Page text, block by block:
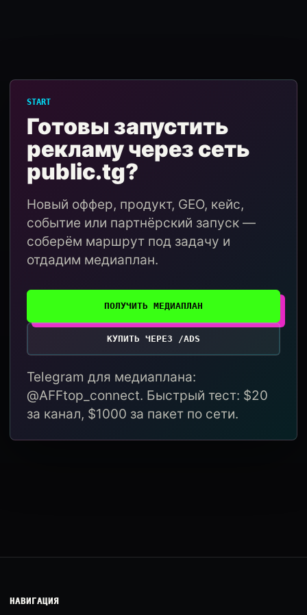
START
Готовы запустить
рекламу через сеть
public.tg?
Новый оффер, продукт, GEO, кейс,
событие или партнёрский запуск —
соберём маршрут под задачу и
отдадим медиаплан.
ПОЛУЧИТЬ МЕДИАПЛАН
КУПИТЬ ЧЕРЕЗ /ADS
Telegram для медиаплана:
@AFFtop_connect. Быстрый тест: $20
за канал, $1000 за пакет по сети.
НАВИГАЦИЯ